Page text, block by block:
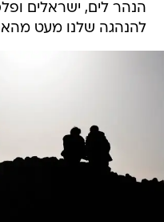
הנהר לים, ישראלים
להנהגה שלנו מעט